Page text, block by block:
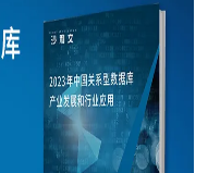
矿业冶炼
大数据与人工智能